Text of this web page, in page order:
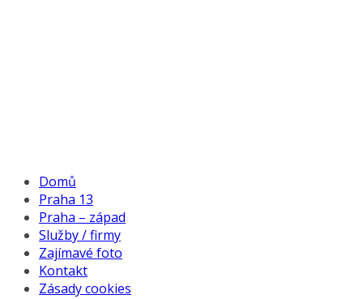
Domů
Praha 13
Praha – západ
Služby / firmy
Zajímavé foto
Kontakt
Zásady cookies